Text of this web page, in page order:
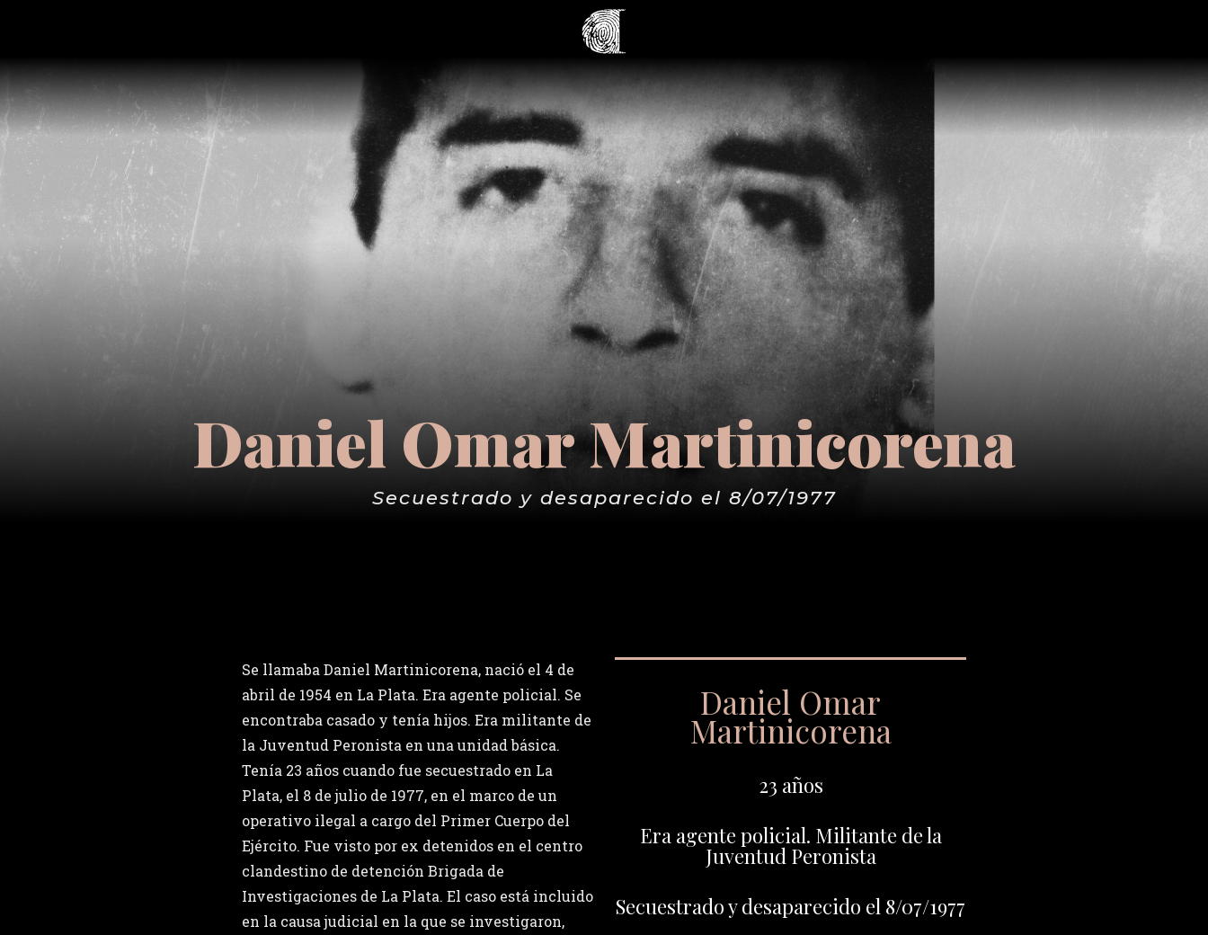
Daniel Omar Martinicorena
Secuestrado y desaparecido el 8/07/1977
Se llamaba Daniel Martinicorena, nació el 4 de
abril de 1954 en La Plata. Era agente policial. Se
encontraba casado y tenía hijos. Era militante de
la Juventud Peronista en una unidad básica.
Tenía 23 años cuando fue secuestrado en La
Plata, el 8 de julio de 1977, en el marco de un
operativo ilegal a cargo del Primer Cuerpo del
Ejército. Fue visto por ex detenidos en el centro
clandestino de detención Brigada de
Investigaciones de La Plata. El caso está incluido
en la causa judicial en la que se investigaron,
Daniel Omar
Martinicorena
23 años
Era agente policial. Militante de la
Juventud Peronista
Secuestrado y desaparecido el 8/07/1977